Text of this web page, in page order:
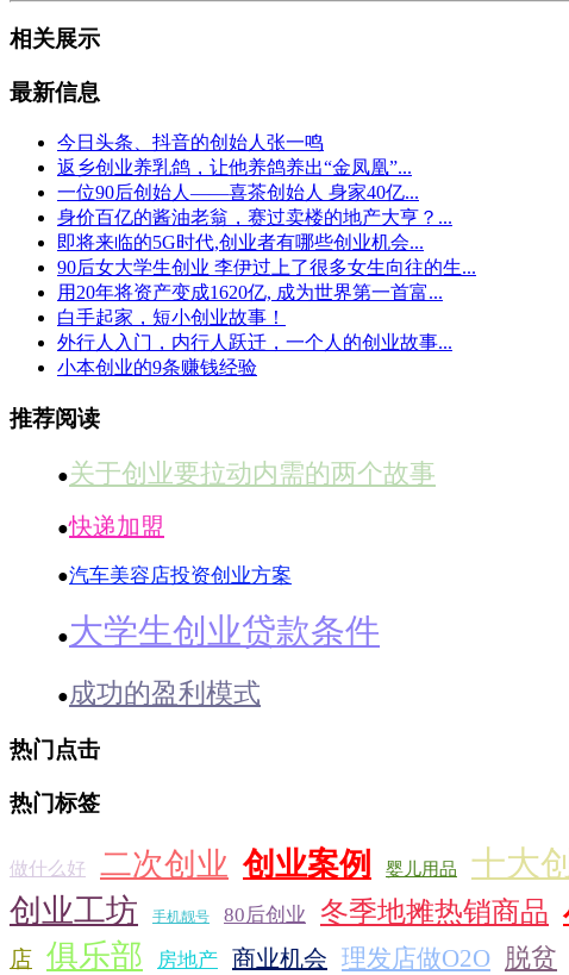
相关展示
最新信息
今日头条、抖音的创始人张一鸣
返乡创业养乳鸽，让他养鸽养出“金凤凰”...
一位90后创始人——喜茶创始人 身家40亿...
身价百亿的酱油老翁，赛过卖楼的地产大亨？...
即将来临的5G时代,创业者有哪些创业机会...
90后女大学生创业 李伊过上了很多女生向往的生...
用20年将资产变成1620亿, 成为世界第一首富...
白手起家，短小创业故事！
外行人入门，内行人跃迁，一个人的创业故事...
小本创业的9条赚钱经验
推荐阅读
●关于创业要拉动内需的两个故事
●快递加盟
●汽车美容店投资创业方案
●大学生创业贷款条件
●成功的盈利模式
热门点击
热门标签
做什么好 二次创业 创业案例 婴儿用品 十大
创业工坊 手机靓号 80后创业 冬季地摊热销商品
店 俱乐部 房地产 商业机会 理发店做O2O 脱贫